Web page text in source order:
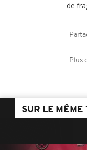
de
Plus
SUR LE MÊME